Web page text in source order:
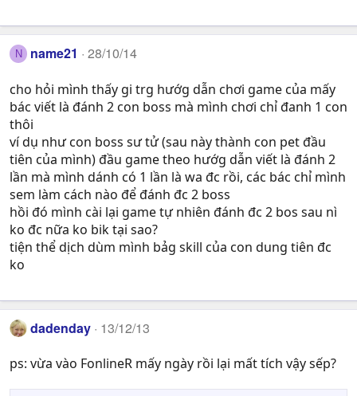
N name21 28/10/14
cho hỏi mình thấy gi trg hướg dẫn chơi game của mấy
bác viết là đánh 2 con boss mà mình chơi chỉ đanh 1 con
thôi
ví dụ như con boss sư tử (sau này thành con pet đầu
tiên của mình) đầu game theo hướg dẫn viết là đánh 2
lần mà mình dánh có 1 lần là wa đc rồi, các bác chỉ mình
sem làm cách nào để đánh đc 2 boss
hồi đó mình cài lại game tự nhiên đánh đc 2 bos sau nì
ko đc nữa ko bik tại sao?
tiện thể dịch dùm mình bảg skill của con dung tiên đc
ko
dadenday 13/12/13
ps: vừa vào FonlineR mấy ngày rồi lại mất tích vậy sếp?